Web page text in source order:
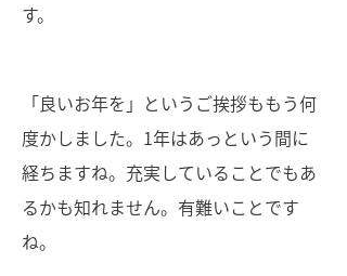
す。
「良いお年を」というご挨拶ももう何
度かしました。1年はあっという間に
経ちますね。充実していることでもあ
るかも知れません。有難いことです
ね。